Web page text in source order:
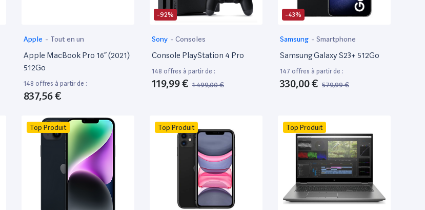
Apple - Tout en un
Apple MacBook Pro 16” (2021)
512Go
148 offres à partir de :
837,56 €
-92%
Sony - Consoles
Console PlayStation 4 Pro
148 offres à partir de :
119,99 € 1 499,00 €
-43%
Samsung - Smartphone
Samsung Galaxy S23+ 512Go
147 offres à partir de :
330,00 € 579,99 €
Top Produit Top Produit Top Produit